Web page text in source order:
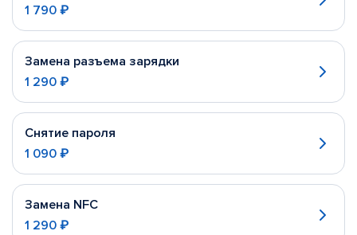
1 790 ₽
Замена разъема зарядки
1 290 ₽
Снятие пароля
1 090 ₽
Замена NFC
1 290 ₽